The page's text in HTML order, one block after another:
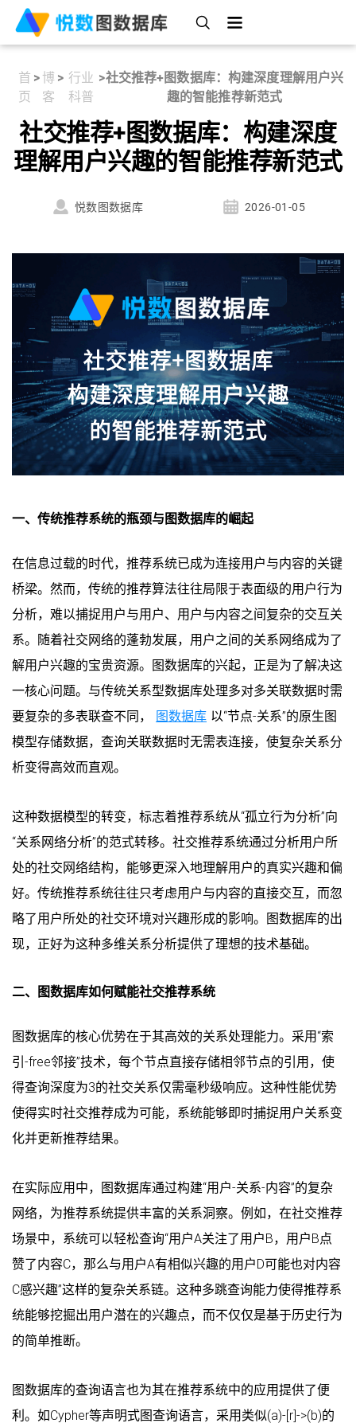
首
页
> 博
客
> 行业
科普
>社交推荐+图数据库：构建深度理解用户兴
趣的智能推荐新范式
社交推荐+图数据库：构建深度
理解用户兴趣的智能推荐新范式
悦数图数据库 2026-01-05
一、传统推荐系统的瓶颈与图数据库的崛起
在信息过载的时代，推荐系统已成为连接用户与内容的关键
桥梁。然而，传统的推荐算法往往局限于表面级的用户行为
分析，难以捕捉用户与用户、用户与内容之间复杂的交互关
系。随着社交网络的蓬勃发展，用户之间的关系网络成为了
解用户兴趣的宝贵资源。图数据库的兴起，正是为了解决这
一核心问题。与传统关系型数据库处理多对多关联数据时需
要复杂的多表联查不同，
图数据库 以“节点-关系”的原生图
模型存储数据，查询关联数据时无需表连接，使复杂关系分
析变得高效而直观。
这种数据模型的转变，标志着推荐系统从“孤立行为分析”向
“关系网络分析”的范式转移。社交推荐系统通过分析用户所
处的社交网络结构，能够更深入地理解用户的真实兴趣和偏
好。传统推荐系统往往只考虑用户与内容的直接交互，而忽
略了用户所处的社交环境对兴趣形成的影响。图数据库的出
现，正好为这种多维关系分析提供了理想的技术基础。
二、图数据库如何赋能社交推荐系统
图数据库的核心优势在于其高效的关系处理能力。采用“索
引-free邻接”技术，每个节点直接存储相邻节点的引用，使
得查询深度为3的社交关系仅需毫秒级响应。这种性能优势
使得实时社交推荐成为可能，系统能够即时捕捉用户关系变
化并更新推荐结果。
在实际应用中，图数据库通过构建“用户-关系-内容”的复杂
网络，为推荐系统提供丰富的关系洞察。例如，在社交推荐
场景中，系统可以轻松查询“用户A关注了用户B，用户B点
赞了内容C，那么与用户A有相似兴趣的用户D可能也对内容
C感兴趣”这样的复杂关系链。这种多跳查询能力使得推荐系
统能够挖掘出用户潜在的兴趣点，而不仅仅是基于历史行为
的简单推断。
图数据库的查询语言也为其在推荐系统中的应用提供了便
利。如Cypher等声明式图查询语言，采用类似(a)-[r]->(b)的